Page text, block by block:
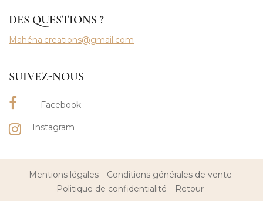
DES QUESTIONS ?
Mahéna.creations@gmail.com
SUIVEZ-NOUS
Facebook
Instagram
Mentions légales
Conditions générales de vente
Politique de confidentialité
Retour